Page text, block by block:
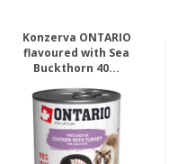
Konzerva ONTARIO
flavoured with Sea
Buckthorn 40...